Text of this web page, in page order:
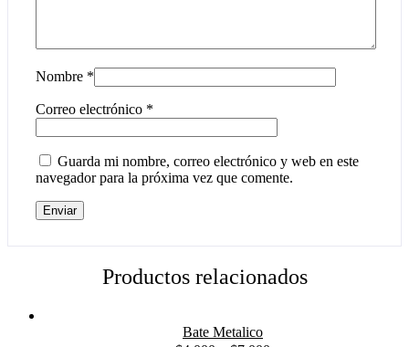
Nombre *
Correo electrónico *
Guarda mi nombre, correo electrónico y web en este
navegador para la próxima vez que comente.
Productos relacionados
Bate Metalico